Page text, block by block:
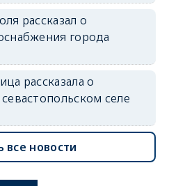
рассказал о
города
рассказала о
селе
все новости